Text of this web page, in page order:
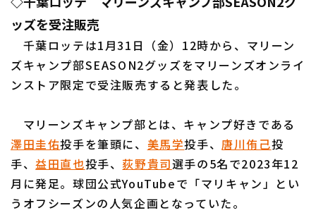
ッズを受注販売
千葉ロッテは1月31日（金）12時から、マリーン
ズキャンプ部SEASON2グッズをマリーンズオンライ
ンストア限定で受注販売すると発表した。
マリーンズキャンプ部とは、キャンプ好きである
澤田圭佑投手を筆頭に、 美馬学投手、唐川侑己投
手、益田直也投手、 荻野貴司選手の5名で2023年12
月に発足。球団公式YouTubeで「マリキャン」とい
うオフシーズンの人気企画となっていた。